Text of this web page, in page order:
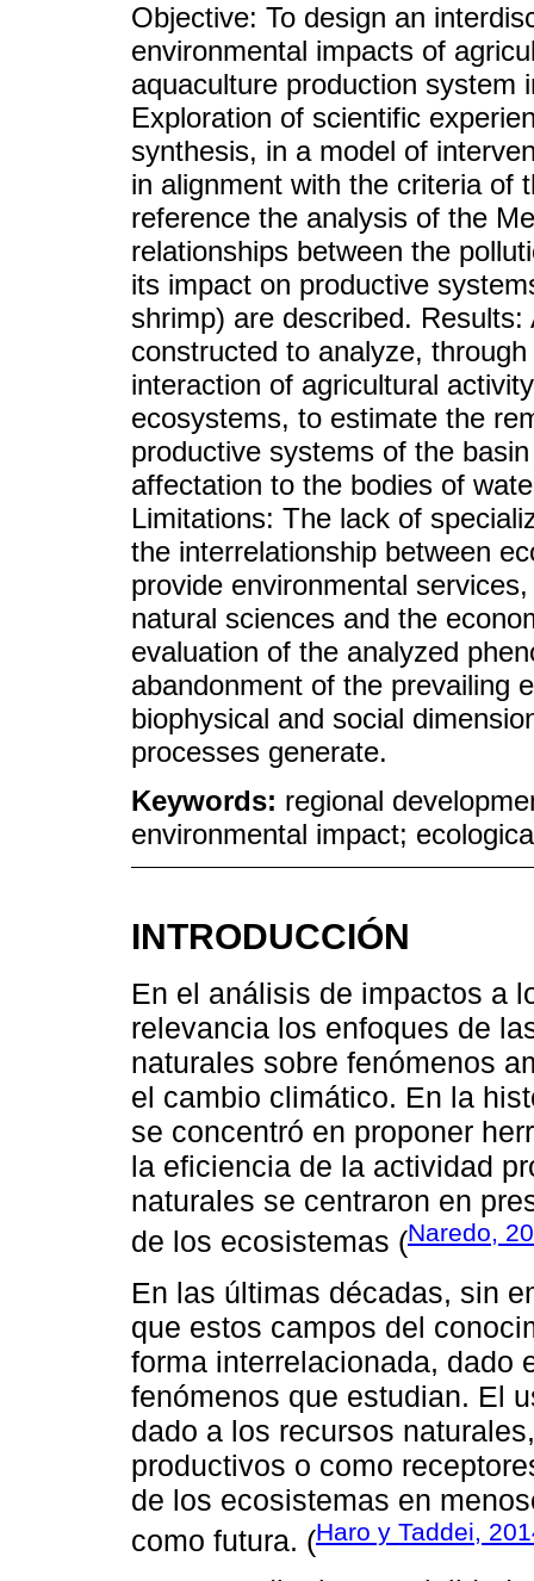
Objective: To design an
environmental impacts of
aquaculture production system
Exploration of scientific
synthesis, in a model of
in alignment with the criteria of
reference the analysis of the
relationships between the
its impact on productive
shrimp) are described.
constructed to analyze,
interaction of agricultural
ecosystems, to estimate the
productive systems of the
affectation to the bodies of
Limitations: The lack of
the interrelationship between
provide environmental
natural sciences and the
evaluation of the analyzed
abandonment of the prevailing
biophysical and social
processes generate.
Keywords: regional
environmental impact;
INTRODUCCIÓN
En el análisis de impactos a
relevancia los enfoques de
naturales sobre fenómenos
el cambio climático. En la
se concentró en proponer
la eficiencia de la actividad
naturales se centraron en
de los ecosistemas (Naredo,
En las últimas décadas, sin
que estos campos del
forma interrelacionada, dado
fenómenos que estudian. El
dado a los recursos
productivos o como
de los ecosistemas en
como futura. (Haro y Taddei,